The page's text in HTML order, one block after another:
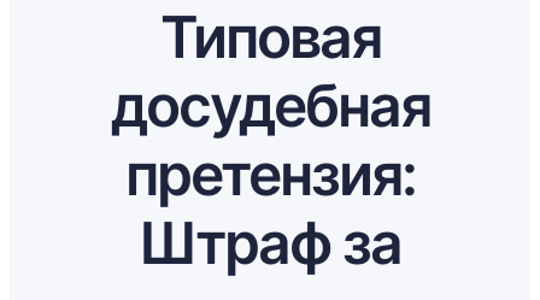
Типовая
досудебная
претензия:
Штраф за